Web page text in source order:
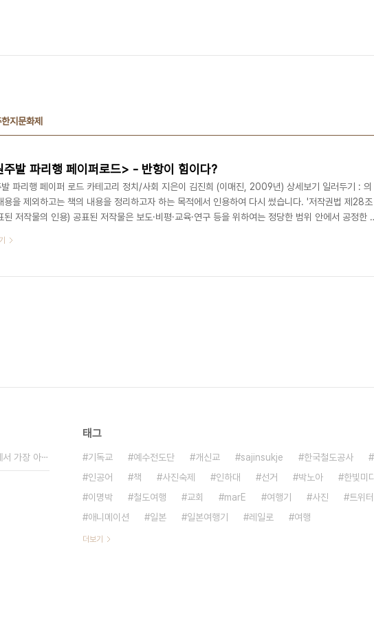
지문화제
주발 파리행 페이퍼로드> - 반항이 힘이다?
파리행 페이퍼 로드 카테고리 정치/사회 지은이 김진희 (이매진, 2009년) 상세보기 일러두기 : 의
용을 제외하고는 책의 내용을 정리하고자 하는 목적에서 인용하여 다시 썼습니다. '저작권법 제28조
된 저작물의 인용) 공표된 저작물은 보도·비평·교육·연구 등을 위하여는 정당한 범위 안에서 공정한
다. 패션쇼를 필두로 한지 공예전시, 한지등의 다채로운 행사가 벌어졌다. TF1, 등의 언론 보도가 가세
팀이 다시 가세했다. 한국에서도 이런 일이 일어났는지 상상할 수 없었..
서 가장 아⋯
태그
기독교 예수전도단 개신교 sajinsukje 한국철도공사
인공어
책 사진숙제 인하대 선거 박노아 한빛미
이명박
철도여행 교회 marE 여행기 사진 트위터
애니메이션
일본 일본여행기 레일로 여행
더보기